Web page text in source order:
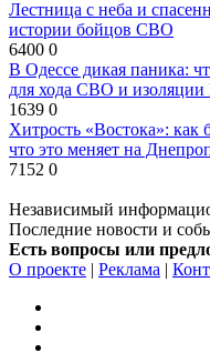
Лестница с неба и
истории бойцов СВО
6400 0
В Одессе дикая паника:
для хода СВО и
1639 0
Хитрость «Востока»:
что это меняет на
7152 0
Независимый
Последние новости и
Есть вопросы или
О проекте | Реклама |